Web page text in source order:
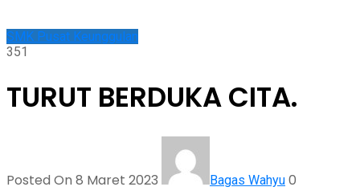
SMK Pusat Keunggulan
351
TURUT BERDUKA CITA.
Posted On 8 Maret 2023 Bagas Wahyu 0